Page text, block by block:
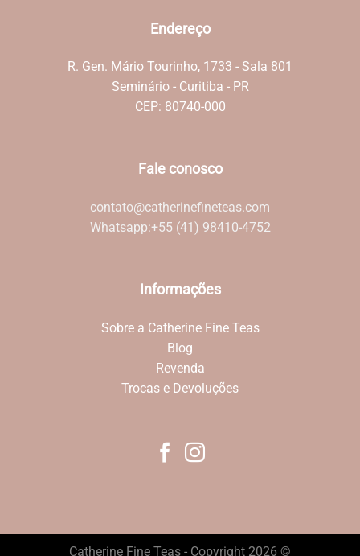
Endereço
R. Gen. Mário Tourinho, 1733 - Sala 801
Seminário - Curitiba - PR
CEP: 80740-000
Fale conosco
contato@catherinefineteas.com
Whatsapp:+55 (41) 98410-4752
Informações
Sobre a Catherine Fine Teas
Blog
Revenda
Trocas e Devoluções
Catherine Fine Teas - Copyright 2026 ©